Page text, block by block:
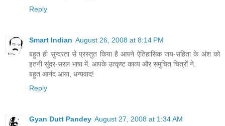
Reply
Smart Indian August 26, 2008 at 8:14 PM
बहुत ही सुन्दरता से प्रस्तुत किया है आपने ऐतिहासिक जय-संहिता के अंश को
इतनी सुंदर-सरल भाषा में. आपके उत्कृष्ट काव्य और समुचित चित्रों ने.
बहुत आनंद आया, धन्यवाद!
Reply
Gyan Dutt Pandey August 27, 2008 at 1:34 AM